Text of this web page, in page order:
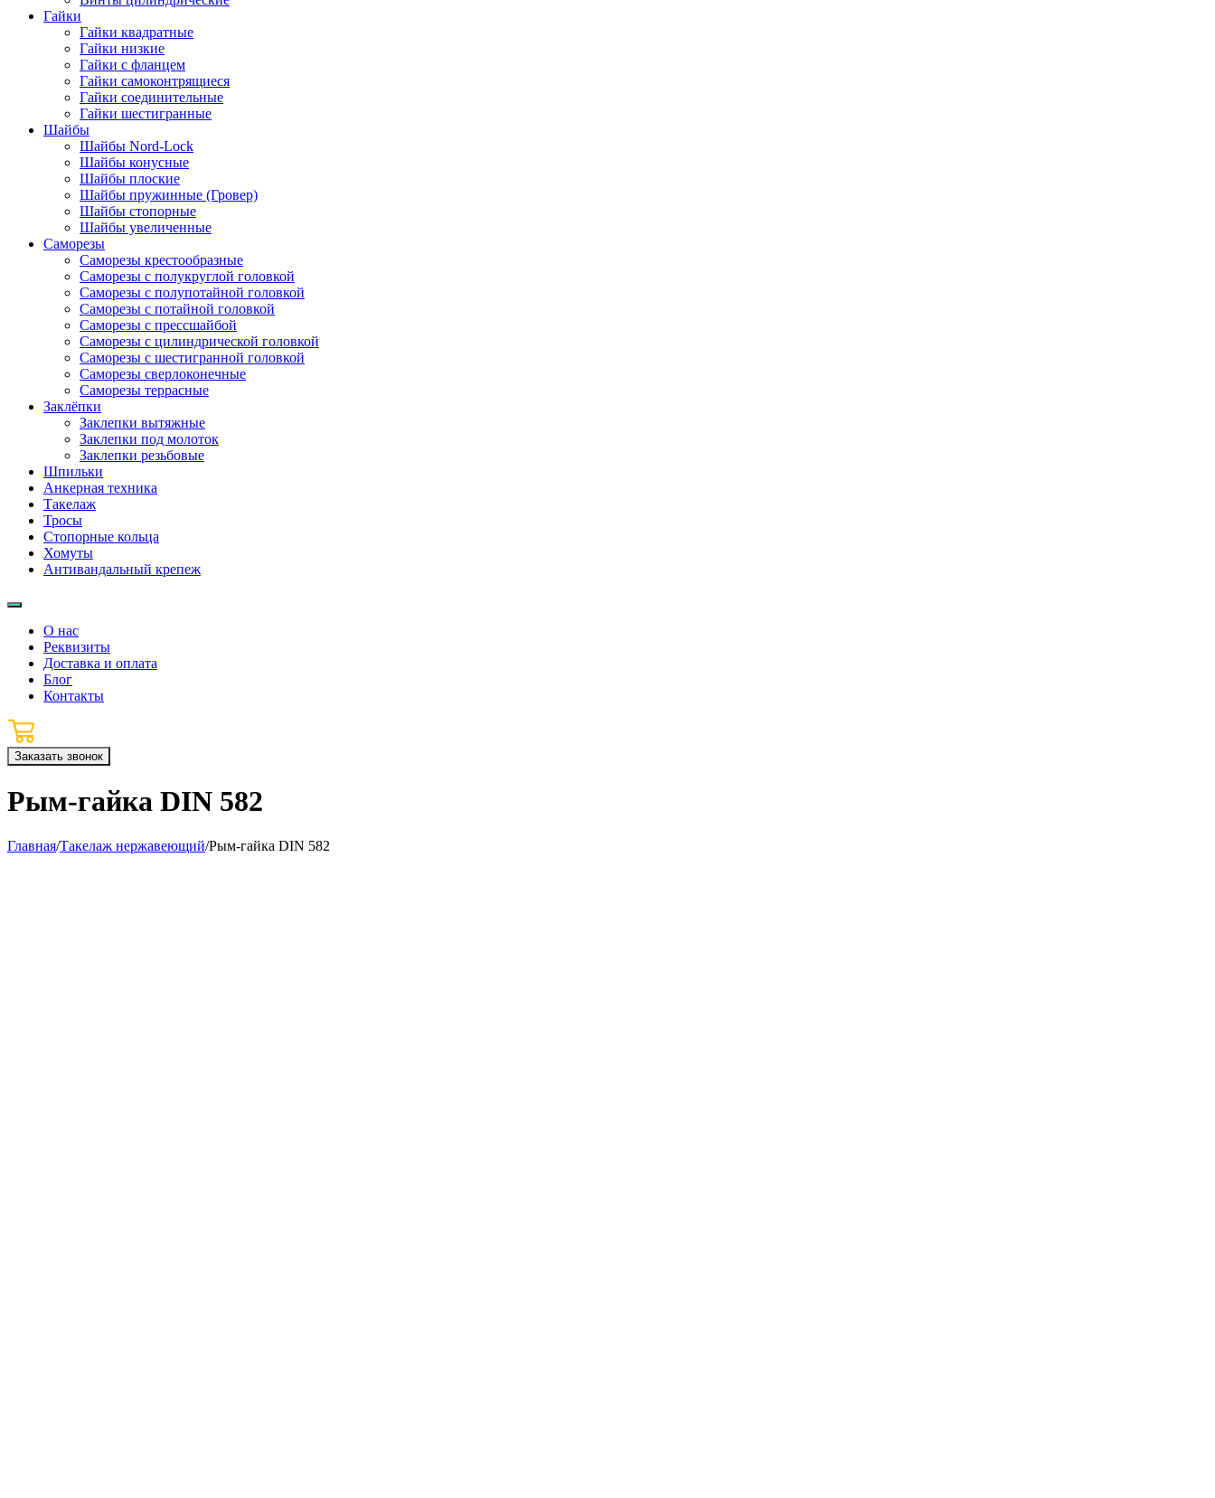
Гайки
Гайки квадратные
Гайки низкие
Гайки с фланцем
Гайки самоконтрящиеся
Гайки соединительные
Гайки шестигранные
Шайбы
Шайбы Nord-Lock
Шайбы конусные
Шайбы плоские
Шайбы пружинные (Гровер)
Шайбы стопорные
Шайбы увеличенные
Саморезы
Саморезы крестообразные
Саморезы с полукруглой головкой
Саморезы с полупотайной головкой
Саморезы с потайной головкой
Саморезы с прессшайбой
Саморезы с цилиндрической головкой
Саморезы с шестигранной головкой
Саморезы сверлоконечные
Саморезы террасные
Заклёпки
Заклепки вытяжные
Заклепки под молоток
Заклепки резьбовые
Шпильки
Анкерная техника
Такелаж
Тросы
Стопорные кольца
Хомуты
Антивандальный крепеж
О нас
Реквизиты
Доставка и оплата
Блог
Контакты
Заказать звонок
Рым-гайка DIN 582
Главная/Такелаж нержавеющий/Рым-гайка DIN 582